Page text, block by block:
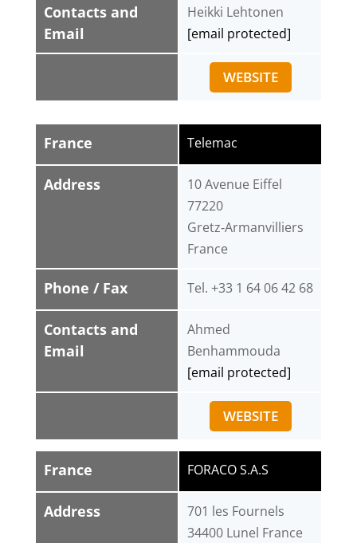
Contacts and
Email
Heikki Lehtonen
[email protected]
WEBSITE
France
Address
Phone / Fax
Contacts and
Email
Telemac
10 Avenue Eiffel
77220
Gretz‑Armanvilliers
France
Tel. +33 1 64 06 42 68
Ahmed
Benhammouda
[email protected]
WEBSITE
France
Address
FORACO S.A.S
701 les Fournels
34400 Lunel France